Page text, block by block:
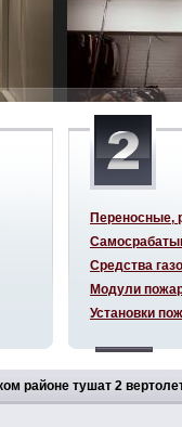
районе тушат 2
Переносные,
Средства
Модули
Установки